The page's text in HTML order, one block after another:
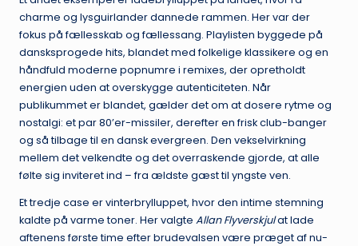
charme og lysguirlander dannede rammen. Her var der
fokus på fællesskab og fællessang. Playlisten byggede på
dansksprogede hits, blandet med folkelige klassikere og en
håndfuld moderne popnumre i remixes, der opretholdt
energien uden at overskygge autenticiteten. Når
publikummet er blandet, gælder det om at dosere rytme og
nostalgi: et par 80’er-missiler, derefter en frisk club-banger
og så tilbage til en dansk evergreen. Den vekselvirkning
mellem det velkendte og det overraskende gjorde, at alle
følte sig inviteret ind – fra ældste gæst til yngste ven.
Et tredje case er vinterbrylluppet, hvor den intime stemning
kaldte på varme toner. Her valgte Allan Flyverskjulat lade
aftenens første time efter brudevalsen være præget af nu-